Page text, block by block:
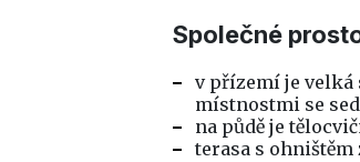
Společné
v přízemí je velká
místnostmi se
na půdě je
terasa s ohništěm